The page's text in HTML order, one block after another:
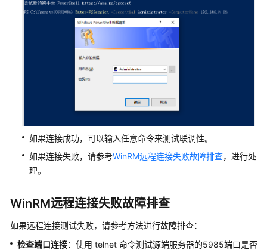
类
凭
证
的
操
统
型
如果连接成功，可以输入任意命令来测试联调性。
如果连接失败，请参考WinRM远程连接失败故障排查，进行处
理。
WinRM远程连接失败故障排查
如果远程连接测试失败，请参考方法进行故障排查：
检查端口连接：使用 telnet 命令测试源端服务器的5985端口是否